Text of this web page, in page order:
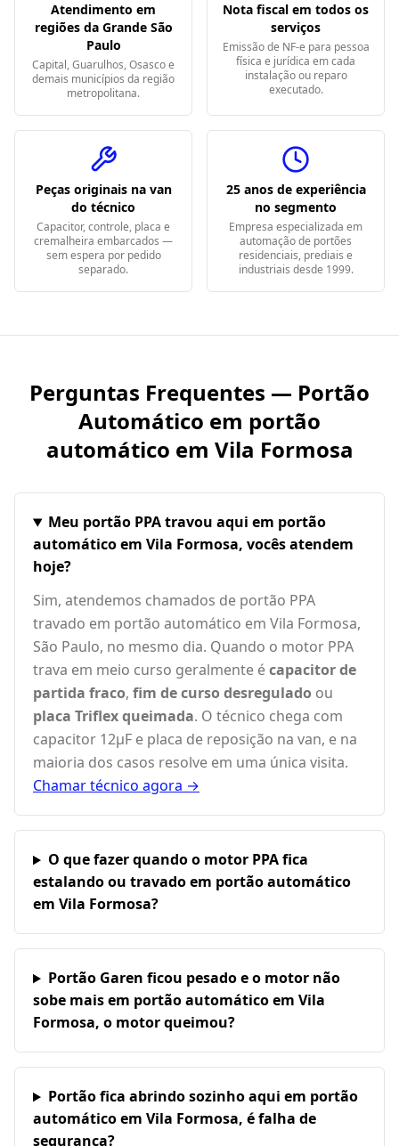
Atendimento em
regiões da Grande São
Paulo
Capital, Guarulhos, Osasco e
demais municípios da região
metropolitana.
Nota fiscal em todos os
serviços
Emissão de NF-e para pessoa
física e jurídica em cada
instalação ou reparo
executado.
Peças originais na van
do técnico
Capacitor, controle, placa e
cremalheira embarcados —
sem espera por pedido
separado.
25 anos de experiência
no segmento
Empresa especializada em
automação de portões
residenciais, prediais e
industriais desde 1999.
Perguntas Frequentes — Portão
Automático em portão
automático em Vila Formosa
Meu portão PPA travou aqui em portão
automático em Vila Formosa, vocês atendem
hoje?
Sim, atendemos chamados de portão PPA
travado em portão automático em Vila Formosa,
São Paulo, no mesmo dia. Quando o motor PPA
trava em meio curso geralmente écapacitor de
partida fraco, fim de curso desregulado ou
placa Triflex queimada. O técnico chega com
capacitor 12µF e placa de reposição na van, e na
maioria dos casos resolve em uma única visita.
Chamar técnico agora →
O que fazer quando o motor PPA fica
estalando ou travado em portão automático
em Vila Formosa?
Portão Garen ficou pesado e o motor não
sobe mais em portão automático em Vila
Formosa, o motor queimou?
Portão fica abrindo sozinho aqui em portão
automático em Vila Formosa, é falha de
segurança?